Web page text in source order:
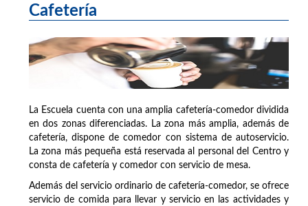
Cafetería
La Escuela cuenta con una amplia cafetería-comedor dividida
en dos zonas diferenciadas. La zona más amplia, además de
cafetería, dispone de comedor con sistema de autoservicio.
La zona más pequeña está reservada al personal del Centro y
consta de cafetería y comedor con servicio de mesa.
Además del servicio ordinario de cafetería-comedor, se ofrece
servicio de comida para llevar y servicio en las actividades y